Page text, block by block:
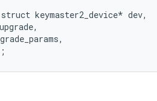
keymaster2_device* dev,